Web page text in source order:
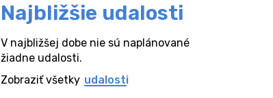
Najbližšie udalosti
V najbližšej dobe nie sú naplánované
žiadne udalosti.
Zobraziť všetky udalosti